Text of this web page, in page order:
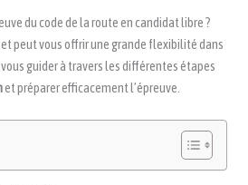
du code de la route en candidat libre ?
peut vous offrir une grande flexibilité dans
guider à travers les différentes étapes
et préparer efficacement l’épreuve.